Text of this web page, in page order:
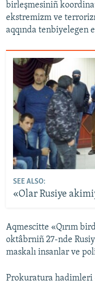
birleşmesiniñ
ekstremizm ve
aqqında tenbiyelegen
SEE ALSO:
«Olar Rusiye
Aqmescitte «Qırım
oktâbrniñ 27-nde
maskalı insanlar ve
Prokuratura hadimleri